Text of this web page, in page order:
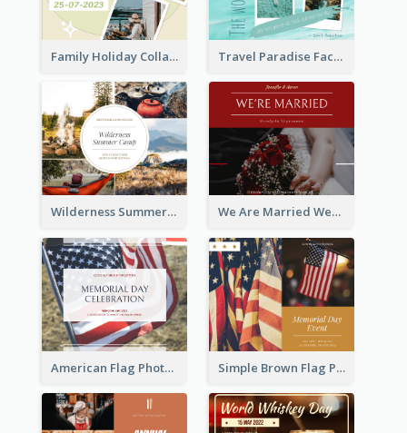
Family Holiday Collage Facebook Post Travel Paradise Facebook Post
Wilderness Summer Camp Facebook Post We Are Married Wedding Facebook Post
American Flag Photo Memorial Day Celebration Facebook Post Simple Brown Flag Photo Memorial Day Facebook Post